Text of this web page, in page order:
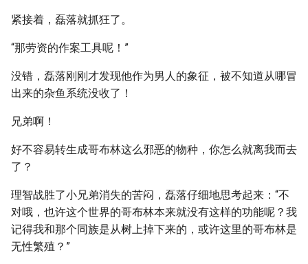
紧接着，磊落就抓狂了。
“那劳资的作案工具呢！”
没错，磊落刚刚才发现他作为男人的象征，被不知道从哪冒
出来的杂鱼系统没收了！
兄弟啊！
好不容易转生成哥布林这么邪恶的物种，你怎么就离我而去
了？
理智战胜了小兄弟消失的苦闷，磊落仔细地思考起来：“不
对哦，也许这个世界的哥布林本来就没有这样的功能呢？我
记得我和那个同族是从树上掉下来的，或许这里的哥布林是
无性繁殖？”